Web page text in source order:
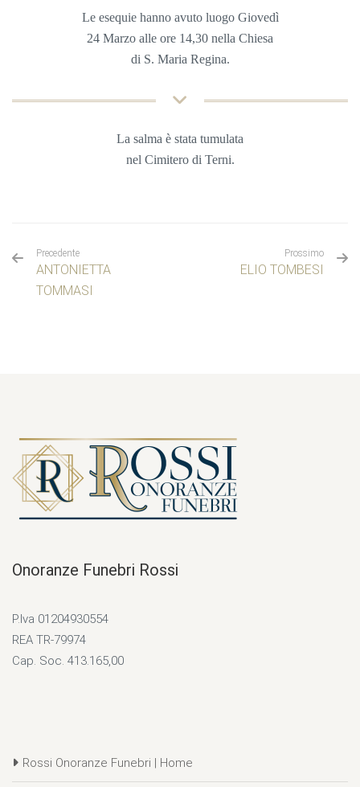
Le esequie hanno avuto luogo Giovedì
24 Marzo alle ore 14,30 nella Chiesa
di S. Maria Regina.
La salma è stata tumulata
nel Cimitero di Terni.
Precedente
ANTONIETTA
TOMMASI
Prossimo
ELIO TOMBESI
Onoranze Funebri Rossi
P.Iva 01204930554
REA TR-79974
Cap. Soc. 413.165,00
Rossi Onoranze Funebri | Home